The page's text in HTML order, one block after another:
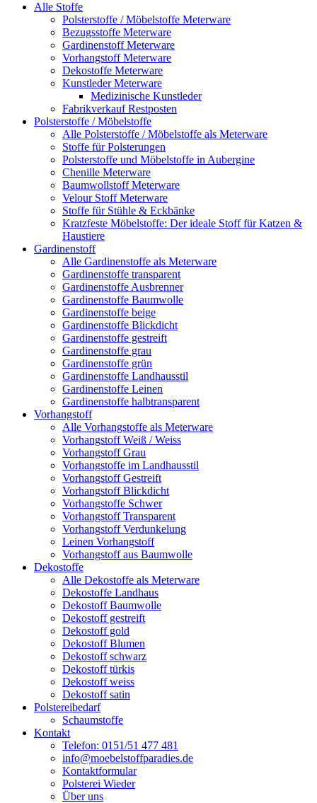
Alle Stoffe
Polsterstoffe / Möbelstoffe Meterware
Bezugsstoffe Meterware
Gardinenstoff Meterware
Vorhangstoff Meterware
Dekostoffe Meterware
Kunstleder Meterware
Medizinische Kunstleder
Fabrikverkauf Restposten
Polsterstoffe / Möbelstoffe
Alle Polsterstoffe / Möbelstoffe als Meterware
Stoffe für Polsterungen
Polsterstoffe und Möbelstoffe in Aubergine
Chenille Meterware
Baumwollstoff Meterware
Velour Stoff Meterware
Stoffe für Stühle & Eckbänke
Kratzfeste Möbelstoffe: Der ideale Stoff für Katzen &
Haustiere
Gardinenstoff
Alle Gardinenstoffe als Meterware
Gardinenstoffe transparent
Gardinenstoffe Ausbrenner
Gardinenstoffe Baumwolle
Gardinenstoffe beige
Gardinenstoffe Blickdicht
Gardinenstoffe gestreift
Gardinenstoffe grau
Gardinenstoffe grün
Gardinenstoffe Landhausstil
Gardinenstoffe Leinen
Gardinenstoffe halbtransparent
Vorhangstoff
Alle Vorhangstoffe als Meterware
Vorhangstoff Weiß / Weiss
Vorhangstoff Grau
Vorhangstoffe im Landhausstil
Vorhangstoff Gestreift
Vorhangstoff Blickdicht
Vorhangstoffe Schwer
Vorhangstoff Transparent
Vorhangstoff Verdunkelung
Leinen Vorhangstoff
Vorhangstoff aus Baumwolle
Dekostoffe
Alle Dekostoffe als Meterware
Dekostoffe Landhaus
Dekostoff Baumwolle
Dekostoff gestreift
Dekostoff gold
Dekostoff Blumen
Dekostoff schwarz
Dekostoff türkis
Dekostoff weiss
Dekostoff satin
Polstereibedarf
Schaumstoffe
Kontakt
Telefon: 0151/51 477 481
info@moebelstoffparadies.de
Kontaktformular
Polsterei Wieder
Über uns